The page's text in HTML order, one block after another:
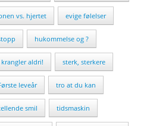
vs. hjertet evige følelser
hukommelse og ?
aldri! sterk, sterkere
leveår tro at du kan
smil tidsmaskin